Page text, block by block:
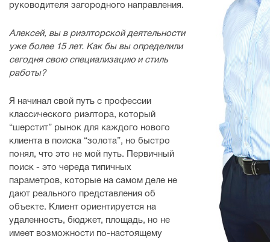
руководителя загородного направления.
Алексей, вы в риэлторской деятельности
уже более 15 лет. Как бы вы определили
сегодня свою специализацию и стиль
работы?
Я начинал свой путь с профессии
классического риэлтора, который
“шерстит” рынок для каждого нового
клиента в поиска “золота”, но быстро
понял, что это не мой путь. Первичный
поиск - это череда типичных
параметров, которые на самом деле не
дают реального представления об
объекте. Клиент ориентируется на
удаленность, бюджет, площадь, но не
имеет возможности по-настоящему